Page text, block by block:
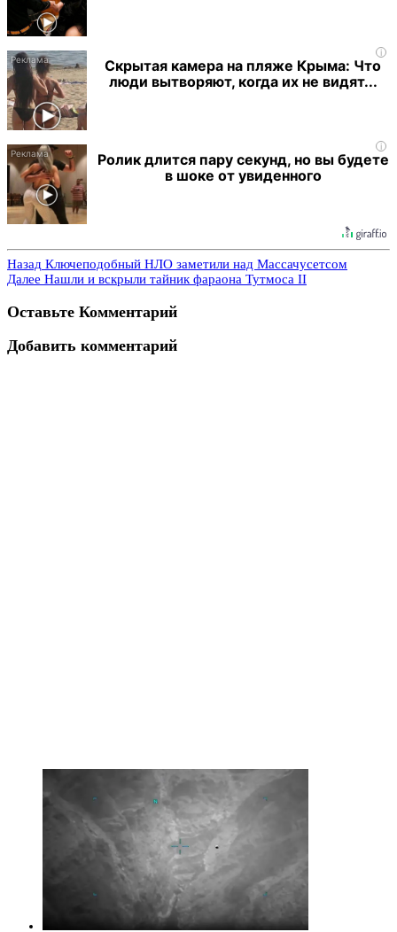
i
Скрытая камера на пляже Крыма: Что
люди вытворяют, когда их не видят...
i
Ролик длится пару секунд, но вы будете
в шоке от увиденного
Назад Ключеподобный НЛО заметили над Массачусетсом
Далее Нашли и вскрыли тайник фараона Тутмоса II
Оставьте Комментарий
Добавить комментарий